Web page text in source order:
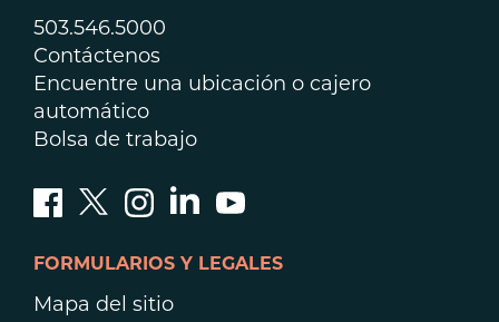
503.546.5000
Contáctenos
Encuentre una ubicación o cajero
automático
Bolsa de trabajo
FORMULARIOS Y LEGALES
Mapa del sitio